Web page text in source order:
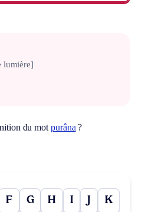
lumière]
du motpurâna ?
F G H I J K